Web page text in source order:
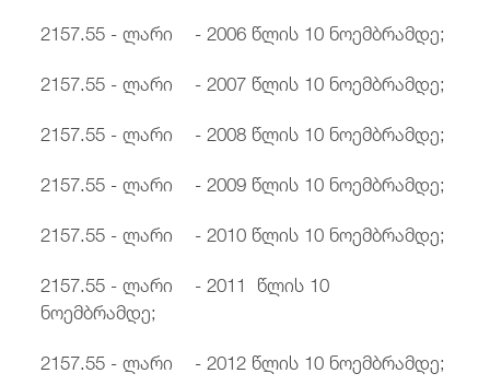
2157.55 - ლარი - 2006 წლის 10 ნოემბრამდე;
2157.55 - ლარი - 2007 წლის 10 ნოემბრამდე;
2157.55 - ლარი - 2008 წლის 10 ნოემბრამდე;
2157.55 - ლარი - 2009 წლის 10 ნოემბრამდე;
2157.55 - ლარი - 2010 წლის 10 ნოემბრამდე;
2157.55 - ლარი - 2011 წლის 10
ნოემბრამდე;
2157.55 - ლარი - 2012 წლის 10 ნოემბრამდე;